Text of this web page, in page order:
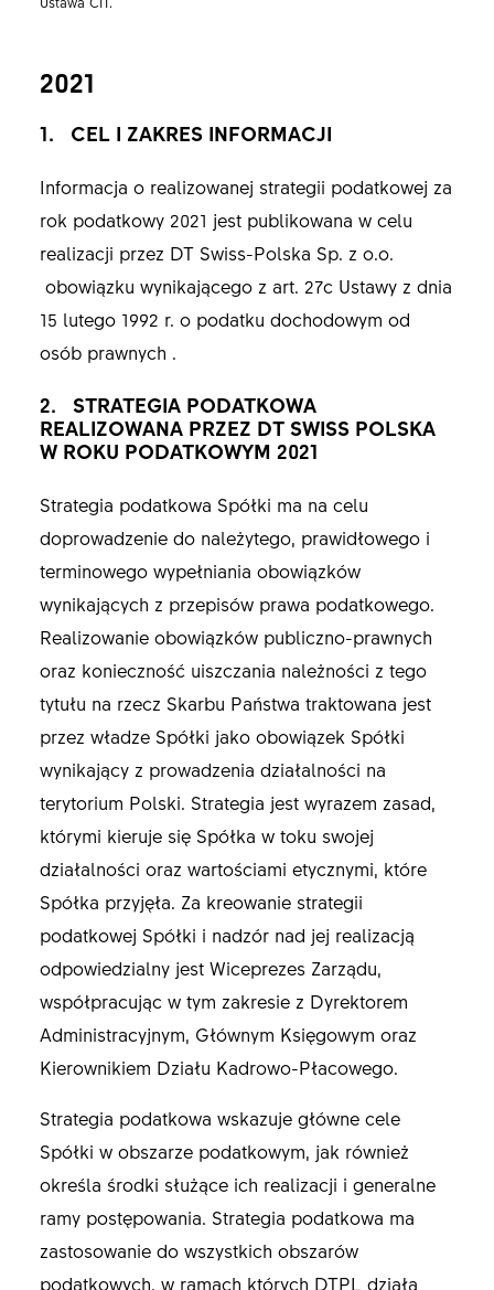
2021
1. CEL I ZAKRES INFORMACJI
Informacja o realizowanej strategii podatkowej za
rok podatkowy 2021 jest publikowana w celu
realizacji przez DT Swiss-Polska Sp. z o.o.
obowiązku wynikającego z art. 27c Ustawy z dnia
15 lutego 1992 r. o podatku dochodowym od
osób prawnych .
2. STRATEGIA PODATKOWA
REALIZOWANA PRZEZ DT SWISS POLSKA
W ROKU PODATKOWYM 2021
Strategia podatkowa Spółki ma na celu
doprowadzenie do należytego, prawidłowego i
terminowego wypełniania obowiązków
wynikających z przepisów prawa podatkowego.
Realizowanie obowiązków publiczno-prawnych
oraz konieczność uiszczania należności z tego
tytułu na rzecz Skarbu Państwa traktowana jest
przez władze Spółki jako obowiązek Spółki
wynikający z prowadzenia działalności na
terytorium Polski. Strategia jest wyrazem zasad,
którymi kieruje się Spółka w toku swojej
działalności oraz wartościami etycznymi, które
Spółka przyjęła. Za kreowanie strategii
podatkowej Spółki i nadzór nad jej realizacją
odpowiedzialny jest Wiceprezes Zarządu,
współpracując w tym zakresie z Dyrektorem
Administracyjnym, Głównym Księgowym oraz
Kierownikiem Działu Kadrowo-Płacowego.
Strategia podatkowa wskazuje główne cele
Spółki w obszarze podatkowym, jak również
określa środki służące ich realizacji i generalne
ramy postępowania. Strategia podatkowa ma
zastosowanie do wszystkich obszarów
podatkowych, w ramach których DTPL działa